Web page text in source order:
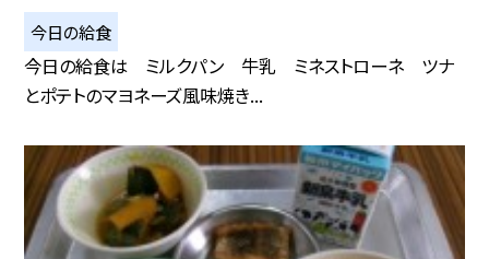
今日の給食
今日の給食は ミルクパン 牛乳 ミネストローネ ツナ
とポテトのマヨネーズ風味焼き...